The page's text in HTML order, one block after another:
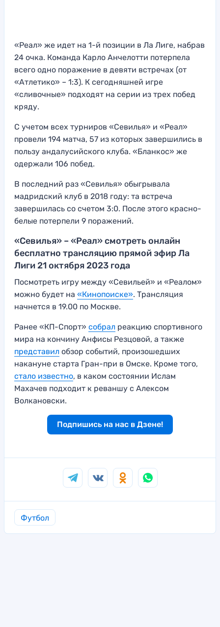
«Реал» же идет на 1-й позиции в Ла Лиге, набрав
24 очка. Команда Карло Анчелотти потерпела
всего одно поражение в девяти встречах (от
«Атлетико» – 1:3). К сегодняшней игре
«сливочные» подходят на серии из трех побед
кряду.
С учетом всех турниров «Севилья» и «Реал»
провели 194 матча, 57 из которых завершились в
пользу андалусийского клуба. «Бланкос» же
одержали 106 побед.
В последний раз «Севилья» обыгрывала
мадридский клуб в 2018 году: та встреча
завершилась со счетом 3:0. После этого красно-
белые потерпели 9 поражений.
«Севилья» – «Реал» смотреть онлайн
бесплатно трансляцию прямой эфир Ла
Лиги 21 октября 2023 года
Посмотреть игру между «Севильей» и «Реалом»
можно будет на «Кинопоиске». Трансляция
начнется в 19.00 по Москве.
Ранее «КП-Спорт» собрал реакцию спортивного
мира на кончину Анфисы Резцовой, а также
представил обзор событий, произошедших
накануне старта Гран-при в Омске. Кроме того,
стало известно, в каком состоянии Ислам
Махачев подходит к реваншу с Алексом
Волкановски.
Подпишись на нас в Дзене!
Футбол